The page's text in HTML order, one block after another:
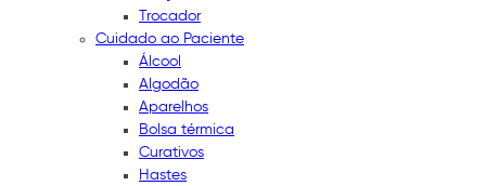
Trocador
Cuidado ao Paciente
Álcool
Algodão
Aparelhos
Bolsa térmica
Curativos
Hastes